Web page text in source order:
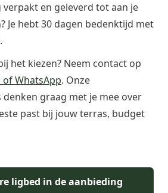
en geleverd tot aan je
Je hebt 30 dagen bedenktijd met
het kiezen? Neem contact op
WhatsApp. Onze
graag met je mee over
past bij jouw terras, budget
ligbed in de aanbieding